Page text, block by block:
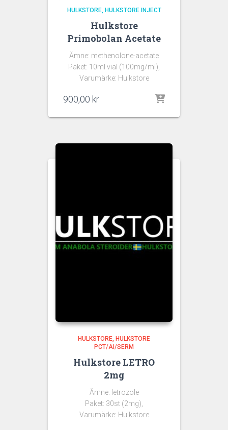
HULKSTORE HULKSTORE INJECT
Hulkstore
Primobolan Acetate
Ämne: methenolone-acetate
Paket: 10ml vial (100mg/ml),
Varumärke: Hulkstore
900,00 kr
HULKSTORE HULKSTORE
PCT/AI/SERM
Hulkstore LETRO
2mg
Ämne: letrozole
Paket: 30st (2mg),
Varumärke: Hulkstore